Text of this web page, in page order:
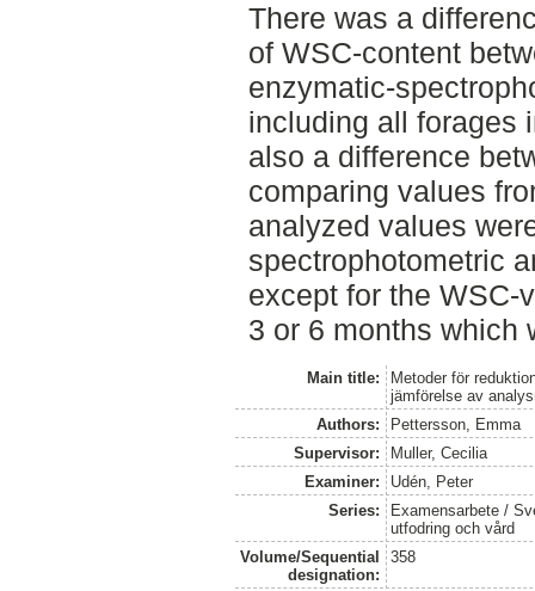
There was a
of WSC-content
enzymatic-
including all forages
also a difference
comparing values
analyzed values
spectrophotometric
except for the WSC-
3 or 6 months which
Main title:
Metoder för
jämförelse av
Authors:
Pettersson, Emma
Supervisor:
Muller, Cecilia
Examiner:
Udén, Peter
Series:
Examensarbete /
utfodring och vård
Volume/Sequential
designation:
358